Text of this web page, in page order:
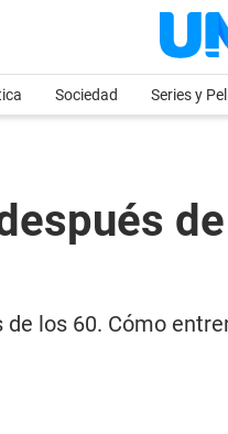
Sociedad Series y
los 60. Cómo